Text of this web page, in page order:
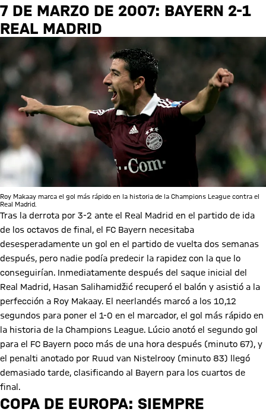
7 DE MARZO DE 2007: BAYERN 2-1
REAL MADRID
Roy Makaay marca el gol más rápido en la historia de la Champions League contra el
Real Madrid.
Tras la derrota por 3-2 ante el Real Madrid en el partido de ida
de los octavos de final, el FC Bayern necesitaba
desesperadamente un gol en el partido de vuelta dos semanas
después, pero nadie podía predecir la rapidez con la que lo
conseguirían. Inmediatamente después del saque inicial del
Real Madrid, Hasan Salihamidžić recuperó el balón y asistió a la
perfección a Roy Makaay. El neerlandés marcó a los 10,12
segundos para poner el 1-0 en el marcador, el gol más rápido en
la historia de la Champions League. Lúcio anotó el segundo gol
para el FC Bayern poco más de una hora después (minuto 67), y
el penalti anotado por Ruud van Nistelrooy (minuto 83) llegó
demasiado tarde, clasificando al Bayern para los cuartos de
final.
COPA DE EUROPA: SIEMPRE